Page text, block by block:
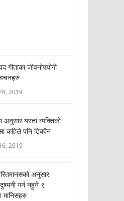
गीताका जीवनोपयोगी
2019
अनुसार यस्ता व्यक्तिको
कहिले पनि टिक्दैन
2019
अनुसार
गर्न नहुने ९
मानिसहरु